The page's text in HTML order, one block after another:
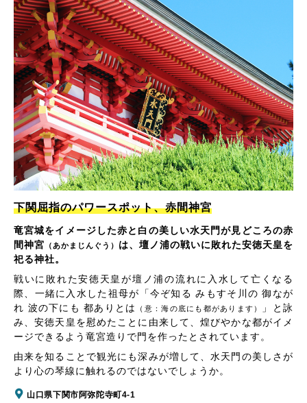
下関屈指のパワースポット、赤間神宮
竜宮城をイメージした赤と白の美しい水天門が見どころの赤
間神宮 （あかまじんぐう） は、壇ノ浦の戦いに敗れた安徳天皇を
祀る神社。
戦いに敗れた安徳天皇が壇ノ浦の流れに入水して亡くなる
際、一緒に入水した祖母が「今ぞ知る みもすそ川の 御なが
れ 波の下にも 都ありとは
（意：海の底にも都があります）
」と詠
み、安徳天皇を慰めたことに由来して、煌びやかな都がイメ
ージできるよう竜宮造りで門を作ったとされています。
由来を知ることで観光にも深みが増して、水天門の美しさが
より心の琴線に触れるのではないでしょうか。
山口県下関市阿弥陀寺町4-1